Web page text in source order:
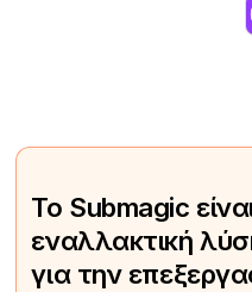
Το Submagic
εναλλακτική
για την